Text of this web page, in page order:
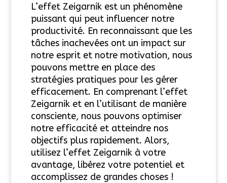
L’effet Zeigarnik est un phénomène
puissant qui peut influencer notre
productivité. En reconnaissant que les
tâches inachevées ont un impact sur
notre esprit et notre motivation, nous
pouvons mettre en place des
stratégies pratiques pour les gérer
efficacement. En comprenant l’effet
Zeigarnik et en l’utilisant de manière
consciente, nous pouvons optimiser
notre efficacité et atteindre nos
objectifs plus rapidement. Alors,
utilisez l’effet Zeigarnik à votre
avantage, libérez votre potentiel et
accomplissez de grandes choses !